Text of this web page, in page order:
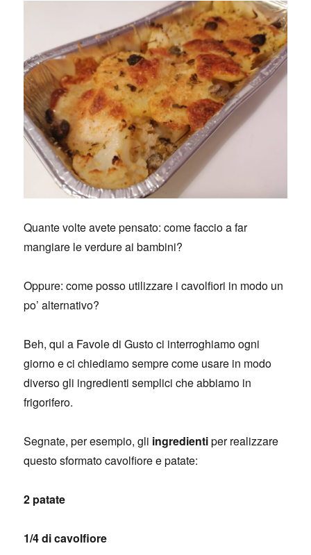
Quante volte avete pensato: come faccio a far
mangiare le verdure ai bambini?
Oppure: come posso utilizzare i cavolfiori in modo un
po’ alternativo?
Beh, qui a Favole di Gusto ci interroghiamo ogni
giorno e ci chiediamo sempre come usare in modo
diverso gli ingredienti semplici che abbiamo in
frigorifero.
Segnate, per esempio, gli ingredientiper realizzare
questo sformato cavolfiore e patate:
2 patate
1/4 di cavolfiore